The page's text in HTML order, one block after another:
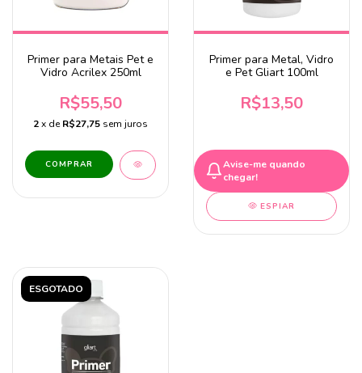
Primer para Metais Pet e
Vidro Acrilex 250ml
R$55,50
2x deR$27,75 sem juros
Primer para Metal, Vidro
e Pet Gliart 100ml
R$13,50
Avise-me quando
chegar!
ESPIAR
ESGOTADO